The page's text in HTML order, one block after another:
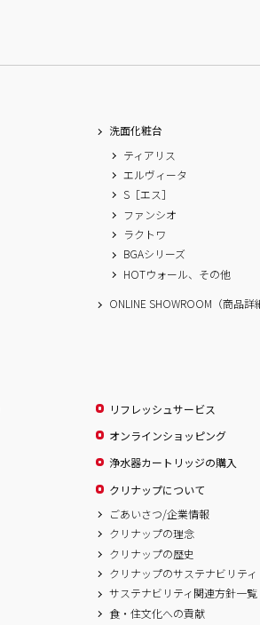
洗面化粧台
ティアリス
エルヴィータ
S［エス］
ファンシオ
ラクトワ
BGAシリーズ
HOTウォール、その他
ONLINE SHOWROOM（商品詳
リフレッシュサービス
オンラインショッピング
浄水器カートリッジの購入
クリナップについて
ごあいさつ/企業情報
クリナップの理念
クリナップの歴史
クリナップのサステナビリティ
サステナビリティ関連方針一覧
食・住文化への貢献